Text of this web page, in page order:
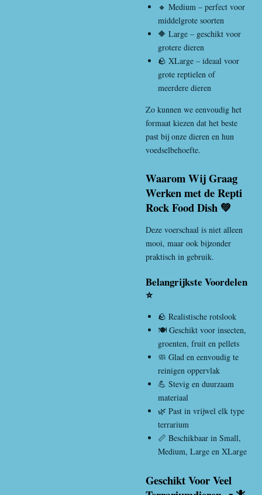
🔸 Medium – perfect voor
middelgrote soorten
🔶 Large – geschikt voor
grotere dieren
🪨 XLarge – ideaal voor
grote reptielen of
meerdere dieren
Zo kunnen we eenvoudig het
formaat kiezen dat het beste
past bij onze dieren en hun
voedselbehoefte.
Waarom Wij Graag
Werken met de Repti
Rock Food Dish 💚
Deze voerschaal is niet alleen
mooi, maar ook bijzonder
praktisch in gebruik.
Belangrijkste Voordelen
⭐
🪨 Realistische rotslook
🍽️ Geschikt voor insecten,
groenten, fruit en pellets
🧼 Glad en eenvoudig te
reinigen oppervlak
💪 Stevig en duurzaam
materiaal
🌿 Past in vrijwel elk type
terrarium
📏 Beschikbaar in Small,
Medium, Large en XLarge
Geschikt Voor Veel